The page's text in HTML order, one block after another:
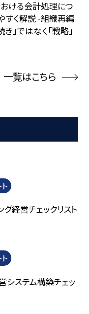
ける会計処理につ
すく解説 -組織再編
」ではなく「戦略」
一覧はこちら
グ経営チェックリスト
システム構築チェッ